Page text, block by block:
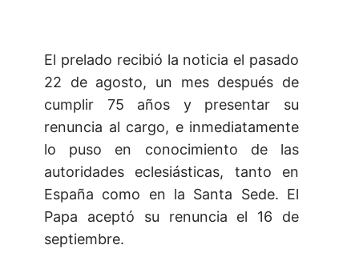
El prelado recibió la noticia el pasado
22 de agosto, un mes después de
cumplir 75 años y presentar su
renuncia al cargo, e inmediatamente
lo puso en conocimiento de las
autoridades eclesiásticas, tanto en
España como en la Santa Sede. El
Papa aceptó su renuncia el 16 de
septiembre.